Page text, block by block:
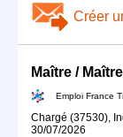
Créer
Maître /
Emploi France
Chargé (37530),
30/07/2026